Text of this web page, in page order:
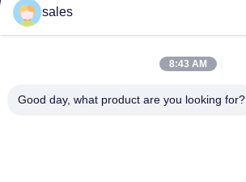
Телефон
sales
8:43 AM
Good day, what product are you looking for?